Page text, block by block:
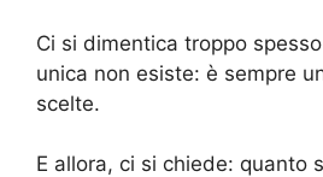
Ci si dimentica troppo spesso
unica non esiste: è sempre
scelte.
E allora, ci si chiede: quanto